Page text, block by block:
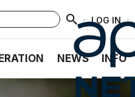
· LOG IN ·
NEWS INFO